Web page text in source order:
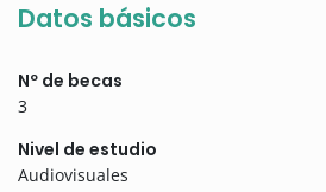
Datos básicos
Nº de becas
3
Nivel de estudio
Audiovisuales